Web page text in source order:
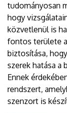
tudományosan
hogy
közvetlenül is
fontos területe
biztosítása,
szerek hatása a
Ennek
rendszert,
szenzort is